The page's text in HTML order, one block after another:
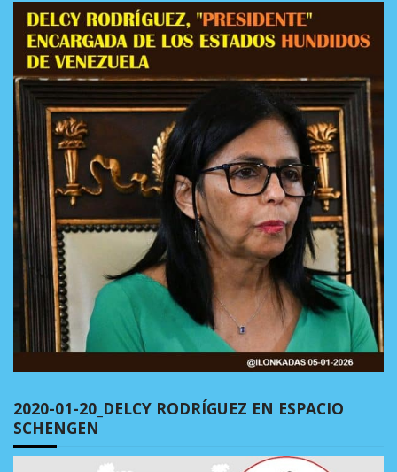
2020-01-20_DELCY RODRÍGUEZ EN ESPACIO
SCHENGEN